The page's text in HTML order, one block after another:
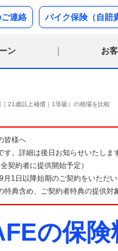
連絡 バイク保険（自賠
ン お
21歳以上補償｜1等級）の相場を比較
皆様へ
。詳細は後日お知らせいたしま
契約者に提供開始予定）
1日以降始期のご契約をいただい
典含め、ご契約者特典の提供対
の保険